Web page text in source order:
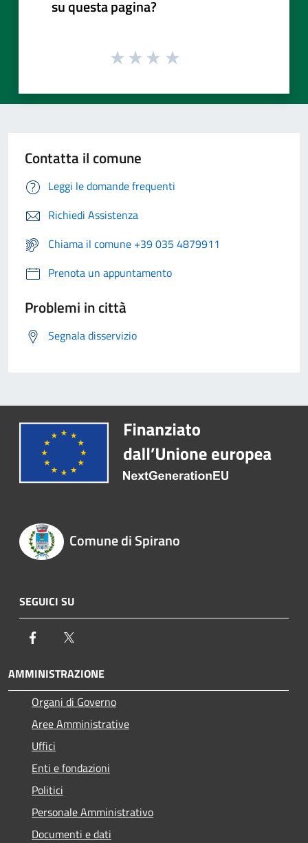
su questa pagina?
Contatta il comune
Leggi le domande frequenti
Richiedi Assistenza
Chiama il comune +39 035 4879911
Prenota un appuntamento
Problemi in città
Segnala disservizio
Comune di Spirano
SEGUICI SU
Facebook
AMMINISTRAZIONE
Organi di Governo
Aree Amministrative
Uffici
Enti e fondazioni
Politici
Personale Amministrativo
Documenti e dati